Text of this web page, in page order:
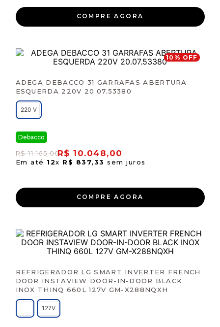
COMPRE AGORA
ADEGA DEBACCO 31 GARRAFAS ABERTURA
ESQUERDA 220V 20.07.53380
220 V
Debacco
R$ 11.165,00R$ 10.048,00
Em até 12x R$ 837,33 sem juros
COMPRE AGORA
10 % OFF
REFRIGERADOR LG SMART INVERTER FRENCH
DOOR INSTAVIEW DOOR-IN-DOOR BLACK
INOX THINQ 660L 127V GM-X288NQXH
127V